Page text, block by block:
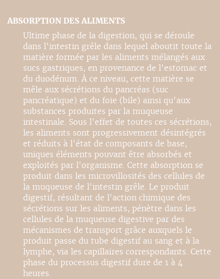
ABSORPTION DES ALIMENTS
Ultime phase de la digestion, qui se déroule
dans l'intestin grêle dans lequel aboutit toute la
matière formée par les aliments mélangés aux
sucs gastriques, en provenance de l'estomac et
du duodénum. À ce niveau, cette matière se
mêle aux sécrétions du pancréas (suc
pancréatique) et du foie (bile) ainsi qu'aux
substances produites par la muqueuse
intestinale. Sous l'effet de toutes ces sécrétions,
les aliments sont progressivement désintégrés
et réduits à l'état de composants de base,
uniques éléments pouvant être absorbés et
exploités par l'organisme. Cette absorption se
produit dans les microvillosités des cellules de
la muqueuse de l'intestin grêle. Le produit
digestif, résultant de l'action chimique des
sécrétions sur les aliments, pénètre dans les
cellules de la muqueuse digestive par des
mécanismes de transport grâce auxquels le
produit passe du tube digestif au sang et à la
lymphe, via les capillaires correspondants. Cette
phase du processus digestif dure de 1 à 4
heures.